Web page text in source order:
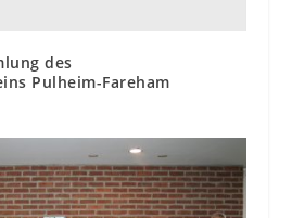
des
Pulheim-Fareham